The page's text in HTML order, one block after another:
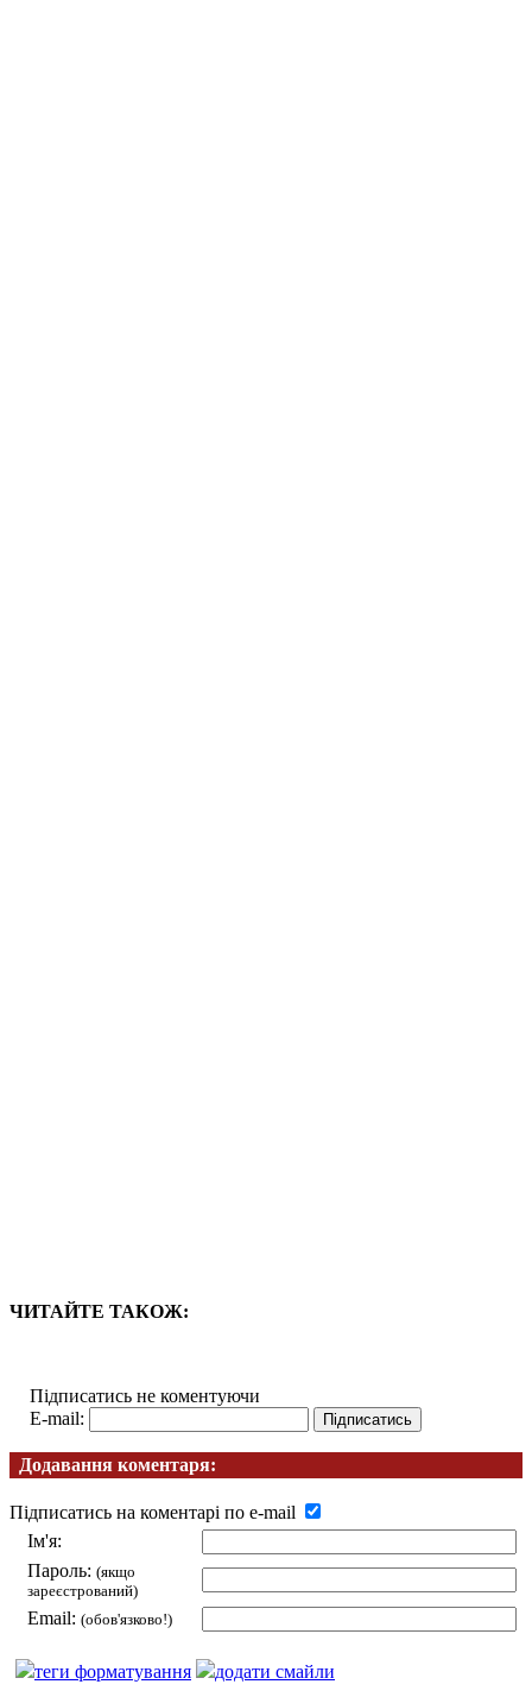
ЧИТАЙТЕ ТАКОЖ:
Підписатись не коментуючи
E-mail:
Додавання коментаря:
Підписатись на коментарі по e-mail
Ім'я:
Пароль: (якщо
зареєстрований)
Email: (обов'язково!)
теги форматування додати смайли